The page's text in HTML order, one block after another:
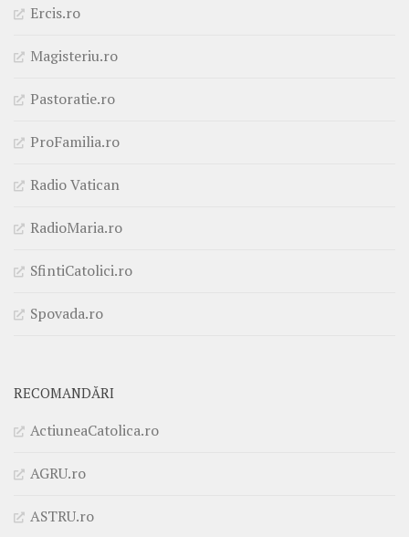
Ercis.ro
Magisteriu.ro
Pastoratie.ro
ProFamilia.ro
Radio Vatican
RadioMaria.ro
SfintiCatolici.ro
Spovada.ro
RECOMANDĂRI
ActiuneaCatolica.ro
AGRU.ro
ASTRU.ro